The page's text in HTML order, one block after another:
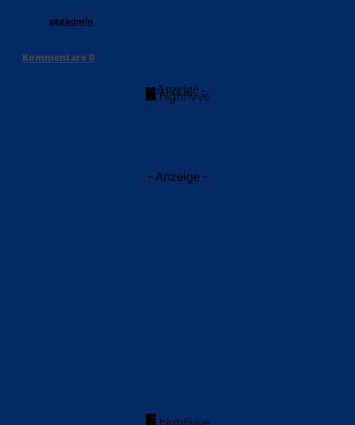
siteadmin
Kommentare0
- Anzeige -
- Anzeige -